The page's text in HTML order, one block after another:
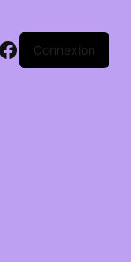
Connexion